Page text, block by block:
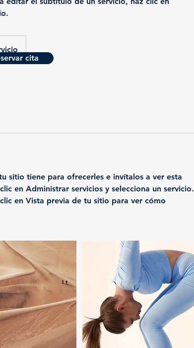
sitio tiene para ofrecerles e invítalos a ver esta
en Administrar servicios y selecciona un servicio.
en Vista previa de tu sitio para ver cómo
cita